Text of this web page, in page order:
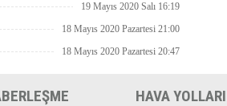
19 Mayıs 2020 Salı 16:19
18 Mayıs 2020 Pazartesi 21:00
18 Mayıs 2020 Pazartesi 20:47
HAVA YOLLARI